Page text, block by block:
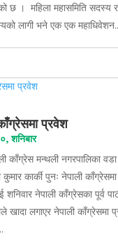
छ । महिला महासमिति सदस्य
लागी भने एक एक
प्रवेश
शनिबार
काँग्रेस मन्थली नगरपालिका
कुमार कार्की पुनः नेपाली
नेपाली काँग्रेसका पूर्व
खादा लगाएर नेपाली काँग्रेसमा